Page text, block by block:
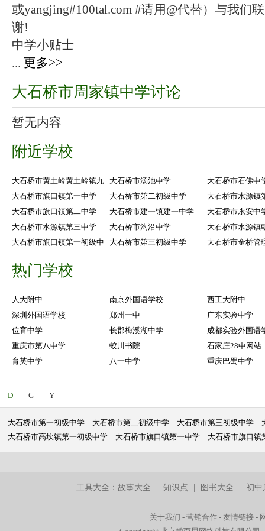
或yangjing#100tal.com #请用@代替）与我们
谢!
中学小贴士
... 更多>>
大石桥市周家镇中学讨论
暂无内容
附近学校
大石桥市黄土岭黄土岭镇九 大石桥市汤池中学
大石桥市石佛中
大石桥市旗口镇第一中学
大石桥市第二初级中学
大石桥市水源镇
大石桥市旗口镇第二中学
大石桥市建一镇建一中学
大石桥市永安中
大石桥市水源镇第三中学
大石桥市沟沿中学
大石桥市水源镇
大石桥市旗口镇第一初级中
大石桥市第三初级中学 大石桥市金桥管
热门学校
人大附中 南京外国语学校
西工大附中
深圳外国语学校
郑州一中
广东实验中学
位育中学
长郡梅溪湖中学
成都实验外国语
重庆市第八中学
蛟川书院
石家庄28中网站
育英中学
八一中学 重庆巴蜀中学
D G Y
大石桥市第一初级中学 大石桥市第二初级中学 大石桥市第三初级中学
大石桥市高坎镇第一初级中学
大石桥市旗口镇第一中学 大石桥市旗口镇
工具大全：故事大全 |知识点 图书大全 |初中
关于我们 -营销合作 -友情链接 -